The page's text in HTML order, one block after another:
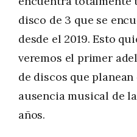
disco de 3 que se
desde el 2019. Esto
veremos el primer
de discos que
ausencia musical de
años.